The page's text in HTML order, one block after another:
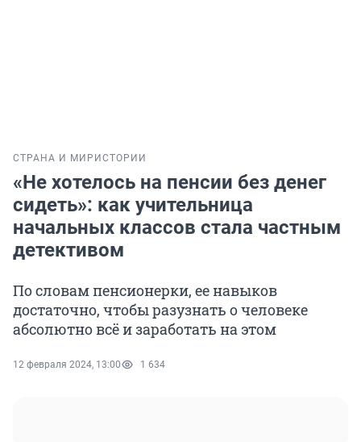
СТРАНА И МИР ИСТОРИИ
«Не хотелось на пенсии без денег
сидеть»: как учительница
начальных классов стала частным
детективом
По словам пенсионерки, ее навыков
достаточно, чтобы разузнать о человеке
абсолютно всё и заработать на этом
12 февраля 2024, 13:00 1 634